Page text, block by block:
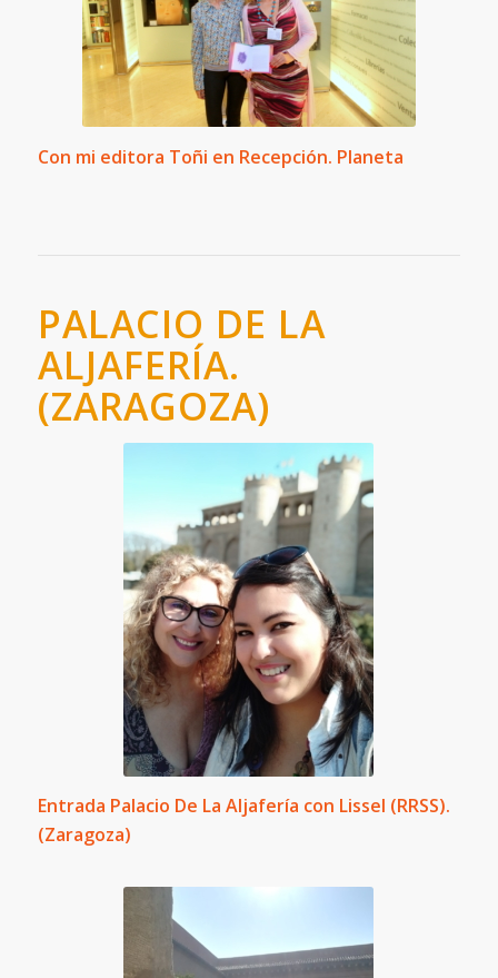
Con mi editora Toñi en Recepción. Planeta
PALACIO DE LA
ALJAFERÍA.
(ZARAGOZA)
Entrada Palacio De La Aljafería con Lissel (RRSS).
(Zaragoza)